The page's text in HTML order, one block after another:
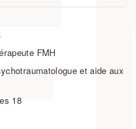
FMH
et aide aux
18